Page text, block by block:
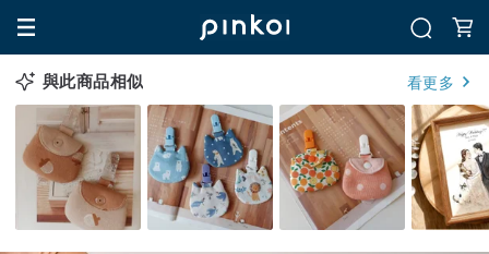
與此商品相似 看更多